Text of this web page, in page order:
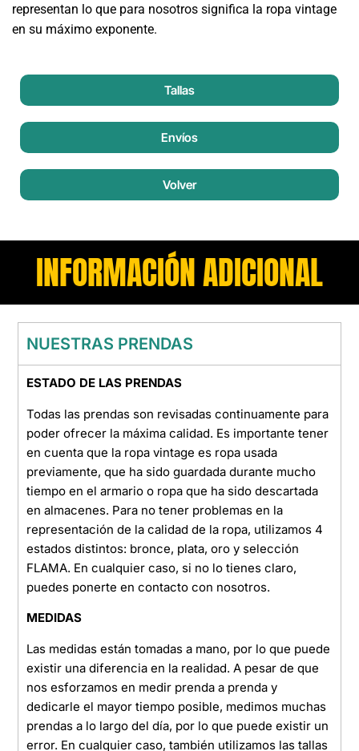
representan lo que para nosotros significa la ropa vintage
en su máximo exponente.
Tallas
Envíos
Volver
INFORMACIÓN ADICIONAL
NUESTRAS PRENDAS
ESTADO DE LAS PRENDAS
Todas las prendas son revisadas continuamente para
poder ofrecer la máxima calidad. Es importante tener
en cuenta que la ropa vintage es ropa usada
previamente, que ha sido guardada durante mucho
tiempo en el armario o ropa que ha sido descartada
en almacenes. Para no tener problemas en la
representación de la calidad de la ropa, utilizamos 4
estados distintos: bronce, plata, oro y selección
FLAMA. En cualquier caso, si no lo tienes claro,
puedes ponerte en contacto con nosotros.
MEDIDAS
Las medidas están tomadas a mano, por lo que puede
existir una diferencia en la realidad. A pesar de que
nos esforzamos en medir prenda a prenda y
dedicarle el mayor tiempo posible, medimos muchas
prendas a lo largo del día, por lo que puede existir un
error. En cualquier caso, también utilizamos las tallas